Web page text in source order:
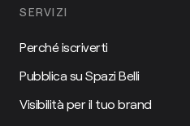
SERVIZI
Perché iscriverti
Pubblica su Spazi Belli
Visibilità per il tuo brand